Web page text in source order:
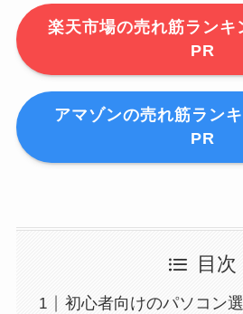
楽天市場の売れ筋ランキ
PR
アマゾンの売れ筋ラン
PR
目次
初心者向けのパソコン